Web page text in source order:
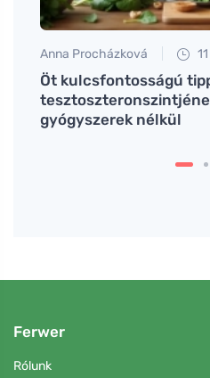
Anna Procházková
Öt kulcsfontosságú
gyógyszerek nélkül
Ferwer
Rólunk